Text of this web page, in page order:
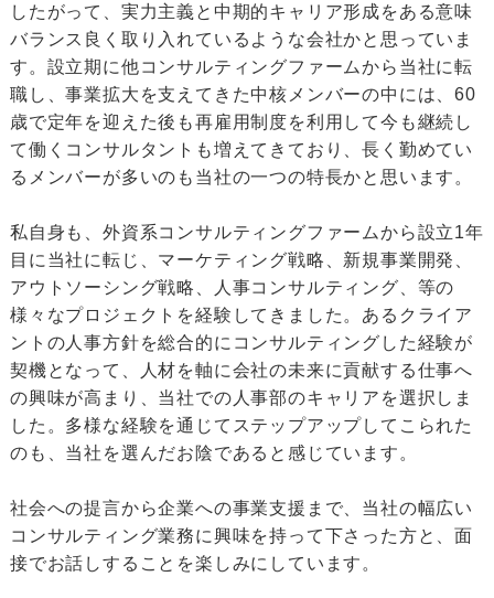
したがって、実力主義と中期的キャリア形成をある意味
バランス良く取り入れているような会社かと思っていま
す。設立期に他コンサルティングファームから当社に転
職し、事業拡大を支えてきた中核メンバーの中には、60
歳で定年を迎えた後も再雇用制度を利用して今も継続し
て働くコンサルタントも増えてきており、長く勤めてい
るメンバーが多いのも当社の一つの特長かと思います。
私自身も、外資系コンサルティングファームから設立1年
目に当社に転じ、マーケティング戦略、新規事業開発、
アウトソーシング戦略、人事コンサルティング、等の
様々なプロジェクトを経験してきました。あるクライア
ントの人事方針を総合的にコンサルティングした経験が
契機となって、人材を軸に会社の未来に貢献する仕事へ
の興味が高まり、当社での人事部のキャリアを選択しま
した。多様な経験を通じてステップアップしてこられた
のも、当社を選んだお陰であると感じています。
社会への提言から企業への事業支援まで、当社の幅広い
コンサルティング業務に興味を持って下さった方と、面
接でお話しすることを楽しみにしています。